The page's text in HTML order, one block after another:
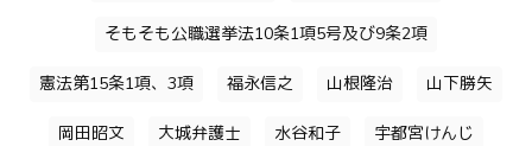
そもそも公職選挙法10条1項5号及び9条2項
憲法第15条1項、3項 福永信之 山根隆治 山下勝矢
岡田昭文 大城弁護士 水谷和子 宇都宮けんじ